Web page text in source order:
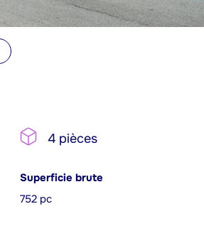
4 pièces
Superficie brute
752 pc